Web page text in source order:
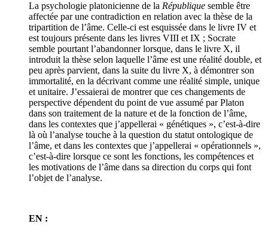
La psychologie platonicienne de la République semble être
affectée par une contradiction en relation avec la thèse de la
tripartition de l’âme. Celle-ci est esquissée dans le livre IV et
est toujours présente dans les livres VIII et IX ; Socrate
semble pourtant l’abandonner lorsque, dans le livre X, il
introduit la thèse selon laquelle l’âme est une réalité double, et
peu après parvient, dans la suite du livre X, à démontrer son
immortalité, en la décrivant comme une réalité simple, unique
et unitaire. J’essaierai de montrer que ces changements de
perspective dépendent du point de vue assumé par Platon
dans son traitement de la nature et de la fonction de l’âme,
dans les contextes que j’appellerai « génétiques », c’est-à-dire
là où l’analyse touche à la question du statut ontologique de
l’âme, et dans les contextes que j’appellerai « opérationnels »,
c’est-à-dire lorsque ce sont les fonctions, les compétences et
les motivations de l’âme dans sa direction du corps qui font
l’objet de l’analyse.
EN :